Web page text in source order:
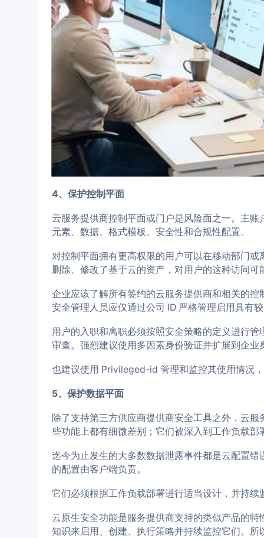
4、保护控制平面
云服务提供商控制平面或门户是风险面之一。主
元素、数据、格式模板、安全性和合规性配置。
对控制平面拥有更高权限的用户可以在移动部门
删除、修改了基于云的资产，对用户的这种访问可
企业应该了解所有签约的云服务提供商和相关的
安全管理人员应仅通过公司 ID 严格管理启用具有
用户的入职和离职必须按照安全策略的定义进行
审查。强烈建议使用多因素身份验证并扩展到企业
也建议使用 Privileged-id 管理和监控其使用情况
5、保护数据平面
除了支持第三方供应商提供商安全工具之外，云
些功能上都有细微差别；它们被深入到工作负载部
迄今为止发生的大多数数据泄露事件都是云配置
的配置由客户端负责。
它们必须根据工作负载部署进行适当设计，并持
云原生安全功能是服务提供商支持的类似产品的
知识来启用、创建、执行策略并持续监控它们。